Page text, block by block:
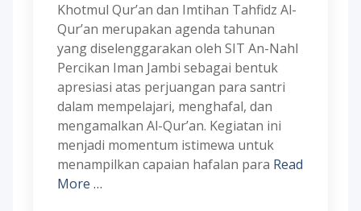
Khotmul Qur’an dan Imtihan Tahfidz Al-
Qur’an merupakan agenda tahunan
yang diselenggarakan oleh SIT An-Nahl
Percikan Iman Jambi sebagai bentuk
apresiasi atas perjuangan para santri
dalam mempelajari, menghafal, dan
mengamalkan Al-Qur’an. Kegiatan ini
menjadi momentum istimewa untuk
menampilkan capaian hafalan para Read
More …